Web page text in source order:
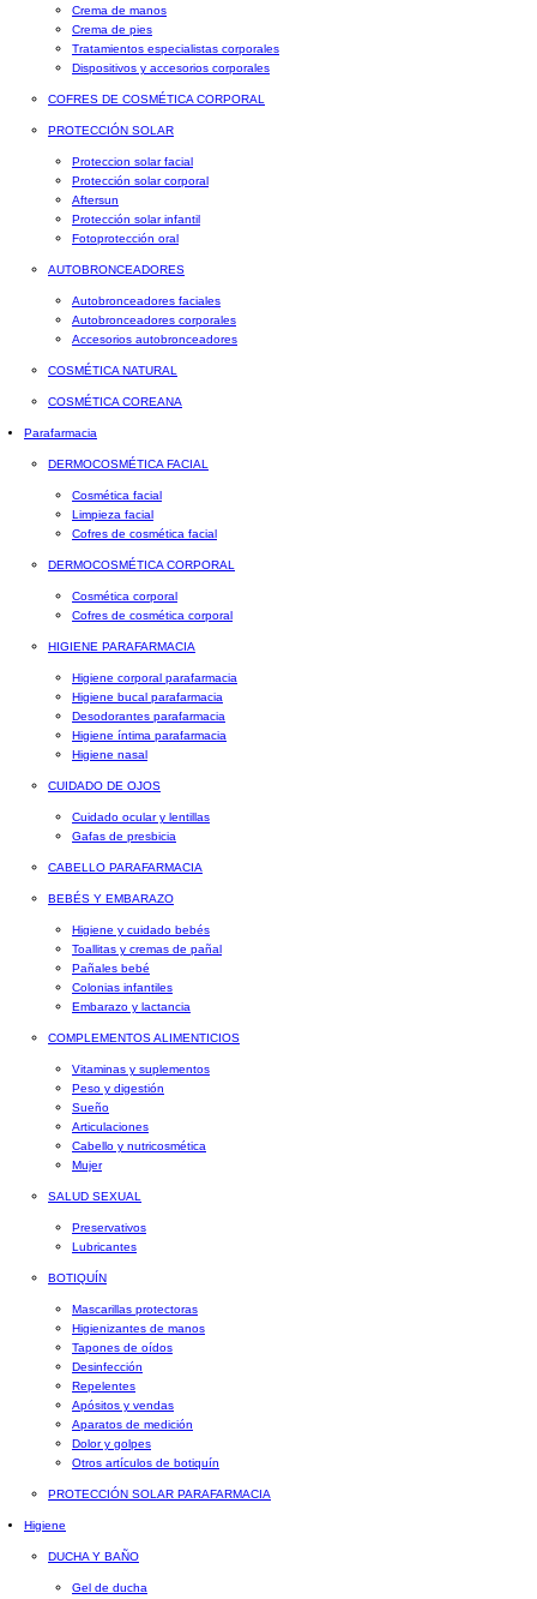
Crema de manos
Crema de pies
Tratamientos especialistas corporales
Dispositivos y accesorios corporales
COFRES DE COSMÉTICA CORPORAL
PROTECCIÓN SOLAR
Proteccion solar facial
Protección solar corporal
Aftersun
Protección solar infantil
Fotoprotección oral
AUTOBRONCEADORES
Autobronceadores faciales
Autobronceadores corporales
Accesorios autobronceadores
COSMÉTICA NATURAL
COSMÉTICA COREANA
Parafarmacia
DERMOCOSMÉTICA FACIAL
Cosmética facial
Limpieza facial
Cofres de cosmética facial
DERMOCOSMÉTICA CORPORAL
Cosmética corporal
Cofres de cosmética corporal
HIGIENE PARAFARMACIA
Higiene corporal parafarmacia
Higiene bucal parafarmacia
Desodorantes parafarmacia
Higiene íntima parafarmacia
Higiene nasal
CUIDADO DE OJOS
Cuidado ocular y lentillas
Gafas de presbicia
CABELLO PARAFARMACIA
BEBÉS Y EMBARAZO
Higiene y cuidado bebés
Toallitas y cremas de pañal
Pañales bebé
Colonias infantiles
Embarazo y lactancia
COMPLEMENTOS ALIMENTICIOS
Vitaminas y suplementos
Peso y digestión
Sueño
Articulaciones
Cabello y nutricosmética
Mujer
SALUD SEXUAL
Preservativos
Lubricantes
BOTIQUÍN
Mascarillas protectoras
Higienizantes de manos
Tapones de oídos
Desinfección
Repelentes
Apósitos y vendas
Aparatos de medición
Dolor y golpes
Otros artículos de botiquín
PROTECCIÓN SOLAR PARAFARMACIA
Higiene
DUCHA Y BAÑO
Gel de ducha